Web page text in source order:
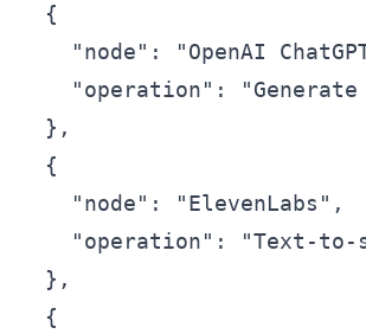
  {
"node": "OpenAI
"operation":
  },
  {
    "node": "ElevenLabs",
"operation": "Text-
  },
  {